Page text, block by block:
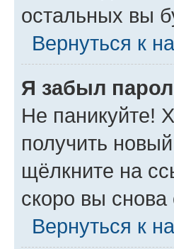
остальных вы
Вернуться к
Я забыл
Не паникуйте!
получить
щёлкните на
скоро вы
Вернуться к